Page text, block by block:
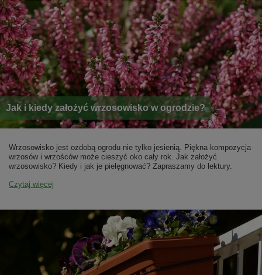
Jak i kiedy założyć wrzosowisko w ogrodzie?
Wrzosowisko jest ozdobą ogrodu nie tylko jesienią. Piękna kompozycja
wrzosów i wrzośców może cieszyć oko cały rok. Jak założyć
wrzosowisko? Kiedy i jak je pielęgnować? Zapraszamy do lektury.
Czytaj więcej